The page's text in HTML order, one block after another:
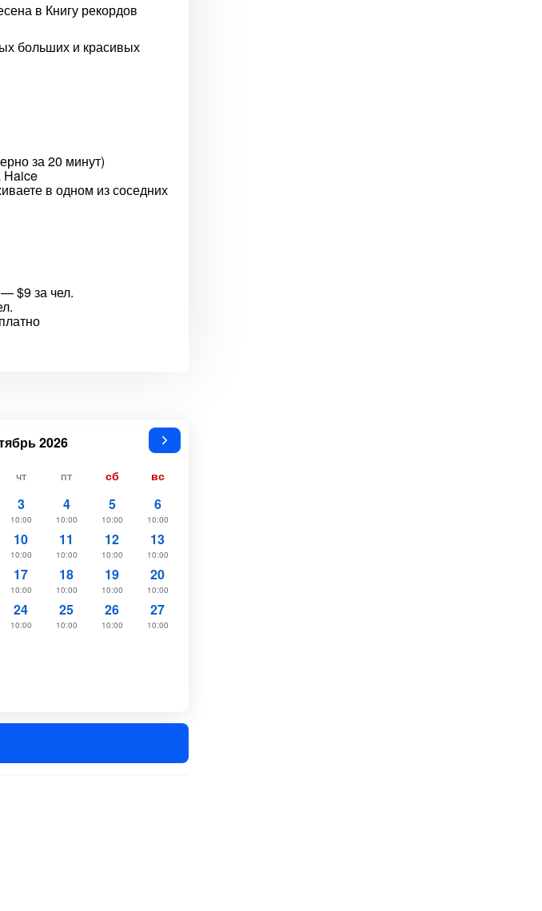
в Книгу рекордов
больших и красивых
за 20 минут)
Haice
в одном из соседних
$9 за чел.
2026
чт пт сб вс
3
10:00
4
10:00
5
10:00
6
10:00
10
10:00
11
10:00
12
10:00
13
10:00
17
10:00
18
10:00
19
10:00
20
10:00
24
10:00
25
10:00
26
10:00
27
10:00